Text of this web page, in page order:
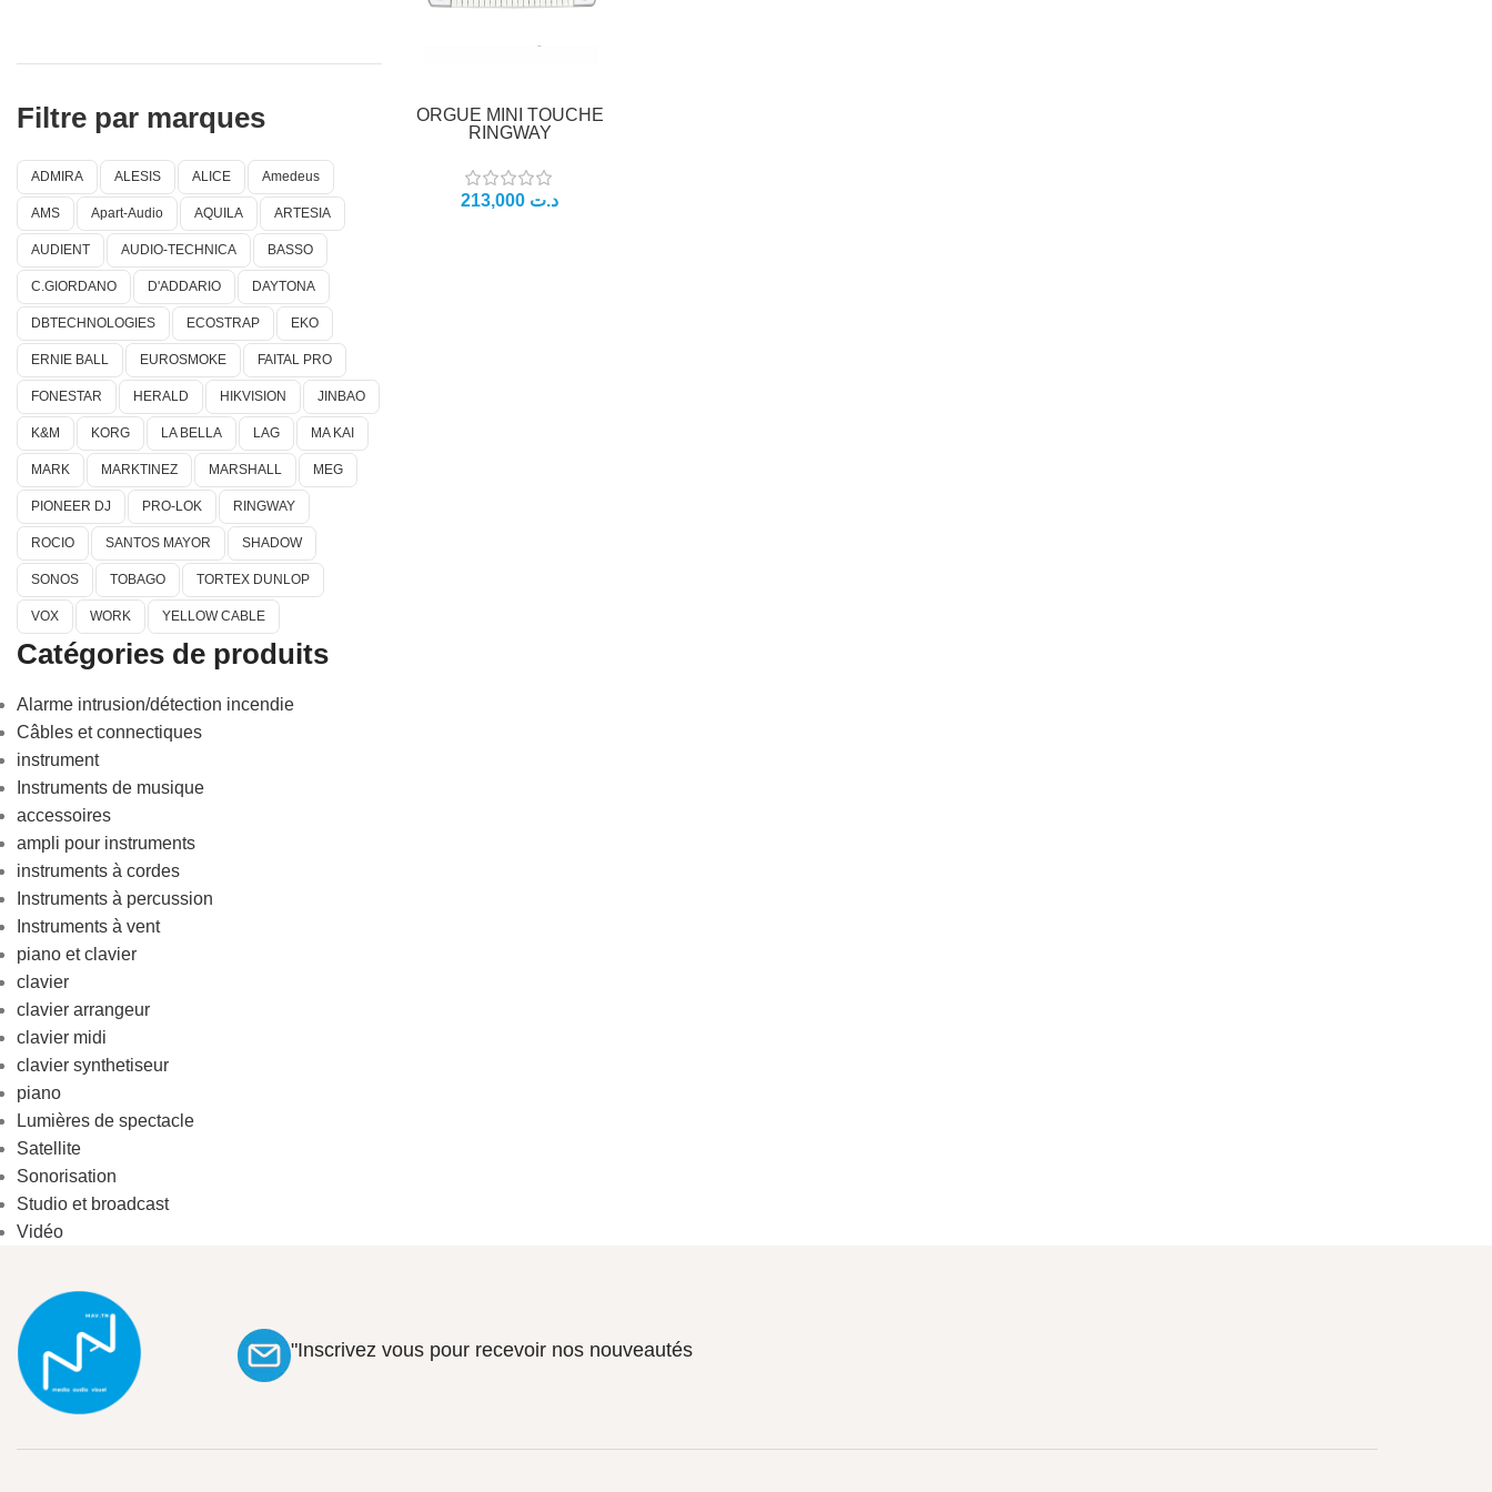
Filtre par marques
ADMIRA ALESIS ALICE Amedeus
AMS Apart-Audio AQUILA ARTESIA
AUDIENT AUDIO-TECHNICA BASSO
C.GIORDANO D'ADDARIO DAYTONA
DBTECHNOLOGIES ECOSTRAP EKO
ERNIE BALL EUROSMOKE FAITAL PRO
FONESTAR HERALD HIKVISION JINBAO
K&M KORG LA BELLA LAG MA KAI
MARK MARKTINEZ MARSHALL MEG
PIONEER DJ PRO-LOK RINGWAY
ROCIO SANTOS MAYOR SHADOW
SONOS TOBAGO TORTEX DUNLOP
VOX WORK YELLOW CABLE
Catégories de produits
Alarme intrusion/détection incendie
Câbles et connectiques
instrument
Instruments de musique
accessoires
ampli pour instruments
instruments à cordes
Instruments à percussion
Instruments à vent
piano et clavier
clavier
clavier arrangeur
clavier midi
clavier synthetiseur
piano
Lumières de spectacle
Satellite
Sonorisation
Studio et broadcast
Vidéo
ORGUE MINI TOUCHE
RINGWAY
د.ت
"Inscrivez vous pour recevoir nos nouveautés